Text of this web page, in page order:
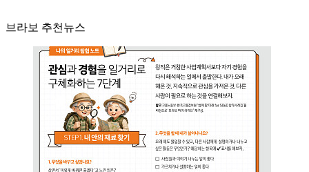
브라보 추천뉴스